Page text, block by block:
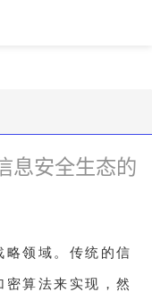
息安全生态的
领域。传统的信
算法来实现，然